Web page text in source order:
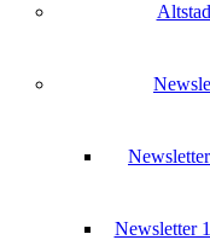
News­let­ter